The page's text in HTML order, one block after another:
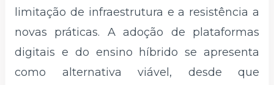
limitação de infraestrutura e a resistência a
novas práticas. A adoção de plataformas
digitais e do ensino híbrido se apresenta
como alternativa viável, desde que